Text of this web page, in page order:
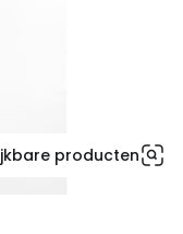
producten